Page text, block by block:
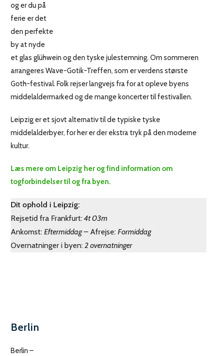
og er du på
ferie er det
den perfekte
by at nyde
et glas glühwein og den tyske julestemning. Om sommeren
arrangeres Wave-Gotik-Treffen, som er verdens største
Goth-festival. Folk rejser langvejs fra for at opleve byens
middelaldermarked og de mange koncerter til festivallen.
Leipzig er et sjovt alternativ til de typiske tyske
middelalderbyer, for her er der ekstra tryk på den moderne
kultur.
Læs mere om Leipzig her og find information om
togforbindelser til og fra byen.
Dit ophold i Leipzig:
Rejsetid fra Frankfurt:4t 03m
Ankomst:Eftermiddag– Afrejse:Formiddag
Overnatninger i byen:2 overnatninger
Berlin
Berlin –